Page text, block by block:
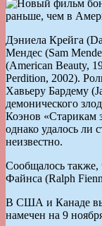
Дэниела Крейга
Мендес (Sam
(American Beauty,
Perdition, 2002).
Хавьеру Бардему
демонического
Коэнов «Старикам
однако удалось ли
неизвестно.
Сообщалось также,
Файнса (Ralph
В США и Канаде
намечен на 9